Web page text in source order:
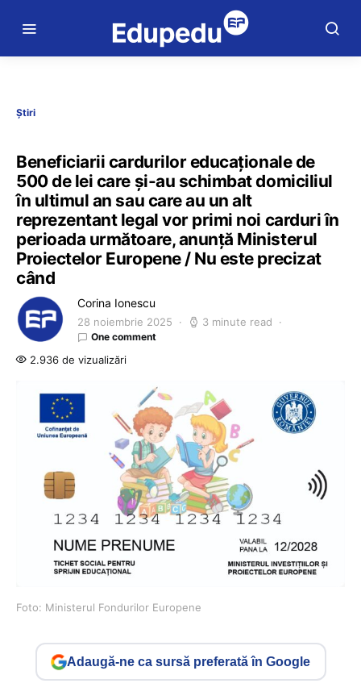
Știri
Beneficiarii cardurilor educaționale de
500 de lei care și-au schimbat domiciliul
în ultimul an sau care au un alt
reprezentant legal vor primi noi carduri în
perioada următoare, anunță Ministerul
Proiectelor Europene / Nu este precizat
când
Corina Ionescu
28 noiembrie 2025 3 minute read
One comment
2.936 de vizualizări
Foto: Ministerul Fondurilor Europene
Adaugă-ne ca sursă preferată în Google